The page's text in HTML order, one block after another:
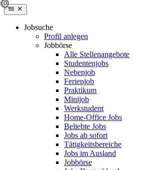
Jobsuche
Profil anlegen
Jobbörse
Alle Stellenangebote
Studentenjobs
Nebenjob
Ferienjob
Praktikum
Minijob
Werkstudent
Home-Office Jobs
Beliebte Jobs
Jobs ab sofort
Tätigkeitsbereiche
Jobs im Ausland
Jobbörse